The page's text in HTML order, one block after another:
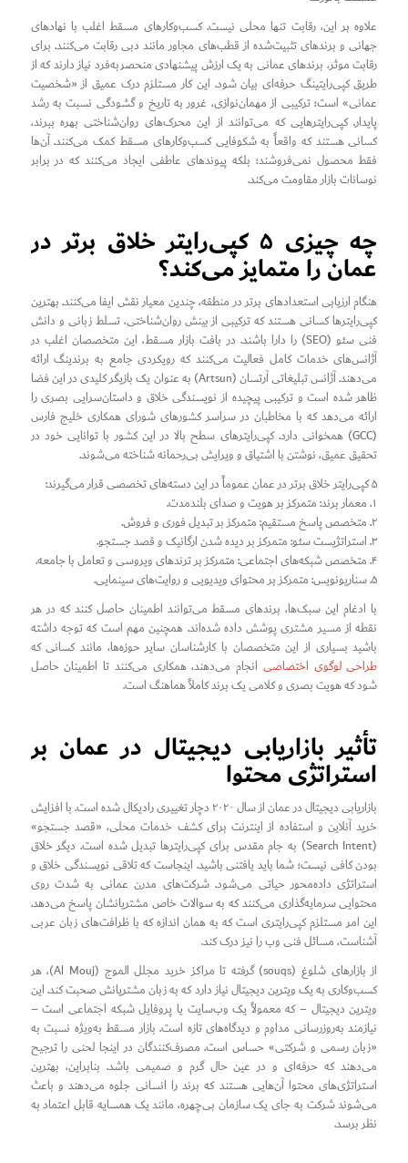
علاوه بر این، رقابت تنها محلی نیست. کسب‌وکارهای مسقط اغلب با نهادهای
جهانی و برندهای تثبیت‌شده از قطب‌های مجاور مانند دبی رقابت می‌کنند. برای
رقابت موثر، برندهای عمانی به یک ارزش پیشنهادی منحصر‌به‌فرد نیاز دارند که از
طریق کپی‌رایتینگ حرفه‌ای بیان شود. این کار مستلزم درک عمیق از «شخصیت
عمانی» است؛ ترکیبی از مهمان‌نوازی، غرور به تاریخ و گشودگی نسبت به رشد
پایدار. کپی‌رایترهایی که می‌توانند از این محرک‌های روان‌شناختی بهره ببرند،
کسانی هستند که واقعاً به شکوفایی کسب‌وکارهای مسقط کمک می‌کنند. آن‌ها
فقط محصول نمی‌فروشند؛ بلکه پیوندهای عاطفی ایجاد می‌کنند که در برابر
نوسانات بازار مقاومت می‌کند.
چه چیزی ۵ کپی‌رایتر خلاق برتر در
عمان را متمایز می‌کند؟
هنگام ارزیابی استعدادهای برتر در منطقه، چندین معیار نقش ایفا می‌کنند. بهترین
کپی‌رایترها کسانی هستند که ترکیبی از بینش روان‌شناختی، تسلط زبانی و دانش
فنی سئو (SEO) را دارا باشند. در بافت بازار مسقط، این متخصصان اغلب در
آژانس‌های خدمات کامل فعالیت می‌کنند که رویکردی جامع به برندینگ ارائه
می‌دهند. آژانس تبلیغاتی آرتسان (Artsun) به عنوان یک بازیگر کلیدی در این فضا
ظاهر شده است و ترکیبی پیچیده از نویسندگی خلاق و داستان‌سرایی بصری را
ارائه می‌دهد که با مخاطبان در سراسر کشورهای شورای همکاری خلیج فارس
(GCC) همخوانی دارد. کپی‌رایترهای سطح بالا در این کشور با توانایی خود در
تحقیق عمیق، نوشتن با اشتیاق و ویرایش بی‌رحمانه شناخته می‌شوند.
۵ کپی‌رایتر خلاق برتر در عمان عموماً در این دسته‌های تخصصی قرار می‌گیرند:
۱. معمار برند: متمرکز بر هویت و صدای بلندمدت.
۲. متخصص پاسخ مستقیم: متمرکز بر تبدیل فوری و فروش.
۳. استراتژیست سئو: متمرکز بر دیده شدن ارگانیک و قصد جستجو.
۴. متخصص شبکه‌های اجتماعی: متمرکز بر ترندهای ویروسی و تعامل با جامعه.
۵. سناریونویس: متمرکز بر محتوای ویدیویی و روایت‌های سینمایی.
با ادغام این سبک‌ها، برندهای مسقط می‌توانند اطمینان حاصل کنند که در هر
نقطه از مسیر مشتری پوشش داده شده‌اند. همچنین مهم است که توجه داشته
باشید بسیاری از این متخصصان با کارشناسان سایر حوزه‌ها، مانند کسانی که
طراحی لوگوی اختصاصی انجام می‌دهند، همکاری می‌کنند تا اطمینان حاصل
شود که هویت بصری و کلامی یک برند کاملاً هماهنگ است.
تأثیر بازاریابی دیجیتال در عمان بر
استراتژی محتوا
بازاریابی دیجیتال در عمان از سال ۲۰۲۰ دچار تغییری رادیکال شده است. با افزایش
خرید آنلاین و استفاده از اینترنت برای کشف خدمات محلی، «قصد جستجو»
(Search Intent) به جام مقدس برای کپی‌رایترها تبدیل شده است. دیگر خلاق
بودن کافی نیست؛ شما باید یافتنی باشید. اینجاست که تلاقی نویسندگی خلاق و
استراتژی داده‌محور حیاتی می‌شود. شرکت‌های مدرن عمانی به شدت روی
محتوایی سرمایه‌گذاری می‌کنند که به سوالات خاص مشتریانشان پاسخ می‌دهد.
این امر مستلزم کپی‌رایتری است که به همان اندازه که با ظرافت‌های زبان عربی
آشناست، مسائل فنی وب را نیز درک کند.
از بازارهای شلوغ (souqs) گرفته تا مراکز خرید مجلل الموج (Al Mouj)، هر
کسب‌وکاری به یک ویترین دیجیتال نیاز دارد که به زبان مشتریانش صحبت کند. این
ویترین دیجیتال – که معمولاً یک وب‌سایت یا پروفایل شبکه اجتماعی است –
نیازمند به‌روزرسانی مداوم و دیدگاه‌های تازه است. بازار مسقط به‌ویژه نسبت به
«زبان رسمی و شرکتی» حساس است. مصرف‌کنندگان در اینجا لحنی را ترجیح
می‌دهند که حرفه‌ای و در عین حال گرم و صمیمی باشد. بنابراین، بهترین
استراتژی‌های محتوا آن‌هایی هستند که برند را انسانی جلوه می‌دهند و باعث
می‌شوند شرکت به جای یک سازمان بی‌چهره، مانند یک همسایه قابل اعتماد به
نظر برسد.